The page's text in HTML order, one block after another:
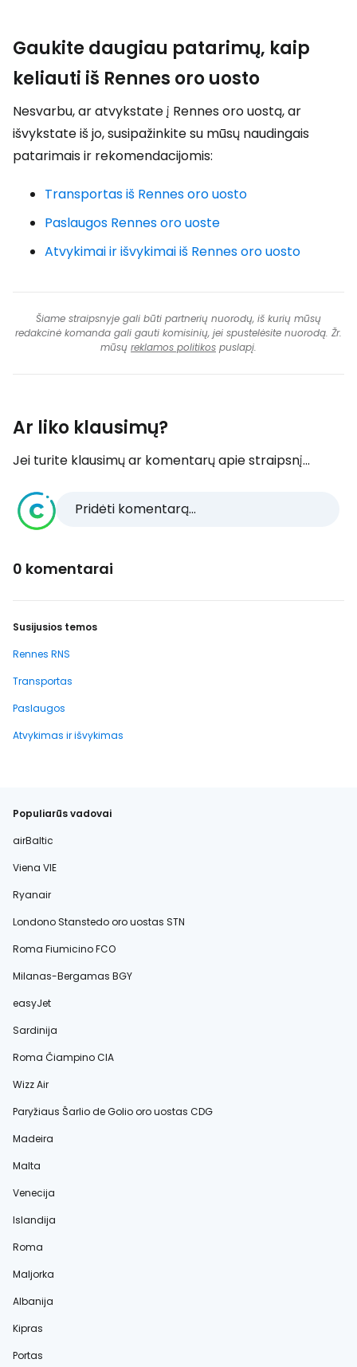
Gaukite daugiau patarimų, kaip
keliauti iš Rennes oro uosto
Nesvarbu, ar atvykstate į Rennes oro uostą, ar
išvykstate iš jo, susipažinkite su mūsų naudingais
patarimais ir rekomendacijomis:
Transportas iš Rennes oro uosto
Paslaugos Rennes oro uoste
Atvykimai ir išvykimai iš Rennes oro uosto
Šiame straipsnyje gali būti partnerių nuorodų, iš kurių mūsų
redakcinė komanda gali gauti komisinių, jei spustelėsite nuorodą. Žr.
mūsų reklamos politikos puslapį.
Ar liko klausimų?
Jei turite klausimų ar komentarų apie straipsnį...
Pridėti komentarą...
0 komentarai
Susijusios temos
Rennes RNS
Transportas
Paslaugos
Atvykimas ir išvykimas
Populiarūs vadovai
airBaltic
Viena VIE
Ryanair
Londono Stanstedo oro uostas STN
Roma Fiumicino FCO
Milanas-Bergamas BGY
easyJet
Sardinija
Roma Čiampino CIA
Wizz Air
Paryžiaus Šarlio de Golio oro uostas CDG
Madeira
Malta
Venecija
Islandija
Roma
Maljorka
Albanija
Kipras
Portas